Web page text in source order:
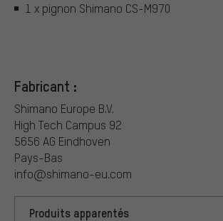
1 x pignon Shimano CS-M970
Fabricant :
Shimano Europe B.V.
High Tech Campus 92
5656 AG Eindhoven
Pays-Bas
info@shimano-eu.com
Produits apparentés